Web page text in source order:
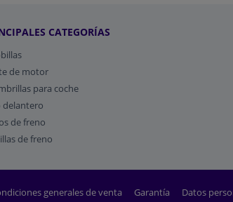
CATEGORÍAS
de motor
para coche
delantero
de freno
de freno
generales de venta Garantía Datos